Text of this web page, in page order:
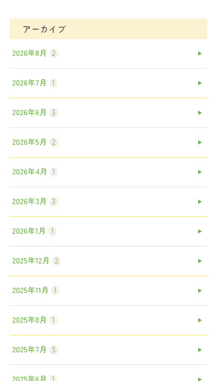
アーカイブ
2026年8月 2
2026年7月 1
2026年6月 3
2026年5月 2
2026年4月 1
2026年3月 3
2026年1月 1
2025年12月 2
2025年11月 1
2025年8月 1
2025年7月 3
2025年6月